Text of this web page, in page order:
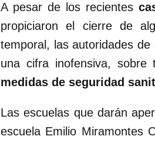
A pesar de los recientes
propiciaron el cierre de
temporal, las autoridades
una cifra inofensiva, sobre
medidas de seguridad
Las escuelas que darán
escuela Emilio Miramontes